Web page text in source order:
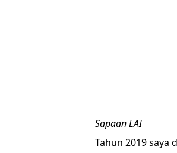
Sapaan LAI
Tahun 2019 saya